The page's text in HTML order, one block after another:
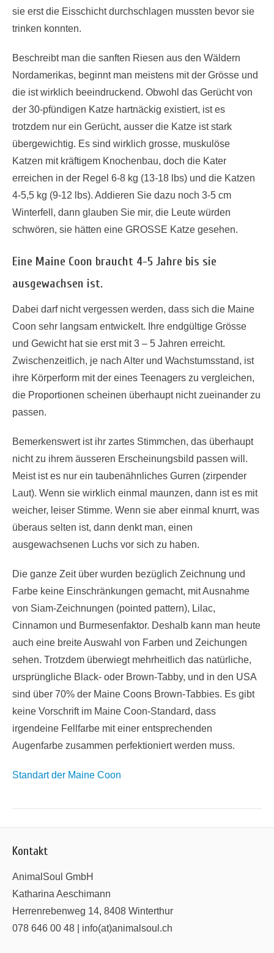
sie erst die Eisschicht durchschlagen mussten bevor sie
trinken konnten.
Beschreibt man die sanften Riesen aus den Wäldern
Nordamerikas, beginnt man meistens mit der Grösse und
die ist wirklich beeindruckend. Obwohl das Gerücht von
der 30-pfündigen Katze hartnäckig existiert, ist es
trotzdem nur ein Gerücht, ausser die Katze ist stark
übergewichtig. Es sind wirklich grosse, muskulöse
Katzen mit kräftigem Knochenbau, doch die Kater
erreichen in der Regel 6-8 kg (13-18 lbs) und die Katzen
4-5,5 kg (9-12 lbs). Addieren Sie dazu noch 3-5 cm
Winterfell, dann glauben Sie mir, die Leute würden
schwören, sie hätten eine GROSSE Katze gesehen.
Eine Maine Coon braucht 4-5 Jahre bis sie
ausgewachsen ist.
Dabei darf nicht vergessen werden, dass sich die Maine
Coon sehr langsam entwickelt. Ihre endgültige Grösse
und Gewicht hat sie erst mit 3 – 5 Jahren erreicht.
Zwischenzeitlich, je nach Alter und Wachstumsstand, ist
ihre Körperform mit der eines Teenagers zu vergleichen,
die Proportionen scheinen überhaupt nicht zueinander zu
passen.
Bemerkenswert ist ihr zartes Stimmchen, das überhaupt
nicht zu ihrem äusseren Erscheinungsbild passen will.
Meist ist es nur ein taubenähnliches Gurren (zirpender
Laut). Wenn sie wirklich einmal maunzen, dann ist es mit
weicher, leiser Stimme. Wenn sie aber einmal knurrt, was
überaus selten ist, dann denkt man, einen
ausgewachsenen Luchs vor sich zu haben.
Die ganze Zeit über wurden bezüglich Zeichnung und
Farbe keine Einschränkungen gemacht, mit Ausnahme
von Siam-Zeichnungen (pointed pattern), Lilac,
Cinnamon und Burmesenfaktor. Deshalb kann man heute
auch eine breite Auswahl von Farben und Zeichungen
sehen. Trotzdem überwiegt mehrheitlich das natürliche,
ursprüngliche Black- oder Brown-Tabby, und in den USA
sind über 70% der Maine Coons Brown-Tabbies. Es gibt
keine Vorschrift im Maine Coon-Standard, dass
irgendeine Fellfarbe mit einer entsprechenden
Augenfarbe zusammen perfektioniert werden muss.
Standart der Maine Coon
Kontakt
AnimalSoul GmbH
Katharina Aeschimann
Herrenrebenweg 14, 8408 Winterthur
078 646 00 48 | info(at)animalsoul.ch